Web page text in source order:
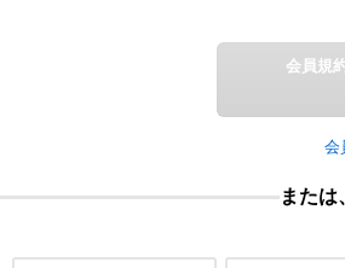
会員規
会
また